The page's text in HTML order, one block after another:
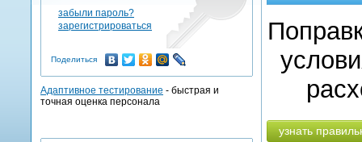
узнать
забыли пароль?
зарегистрироваться
Поделиться
Адаптивное тестирование - быстрая и
точная оценка персонала